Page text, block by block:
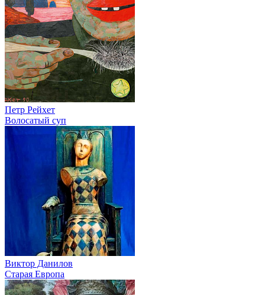
Петр Рейхет
Волосатый суп
Виктор Данилов
Старая Европа